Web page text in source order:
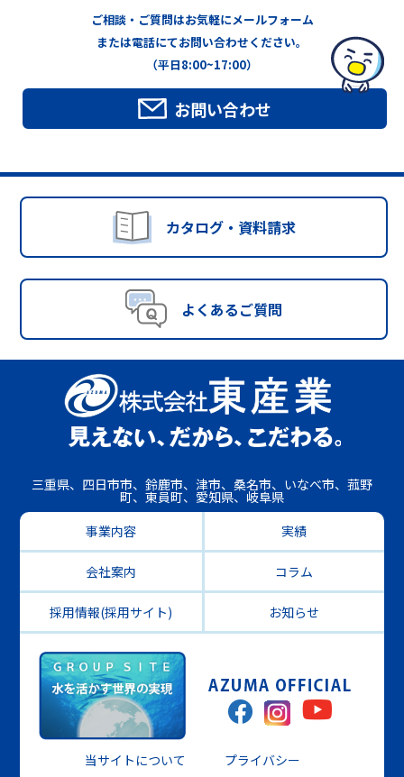
ご相談・ご質問はお気軽にメールフォーム
または電話にてお問い合わせください。
（平日8:00~17:00）
お問い合わせ
カタログ・資料請求
よくあるご質問
三重県、四日市市、鈴鹿市、津市、桑名市、いなべ市、菰野
町、東員町、愛知県、岐阜県
事業内容
実績
会社案内 コラム
採用情報(採用サイト) お知らせ
当サイトについて
プライバシー